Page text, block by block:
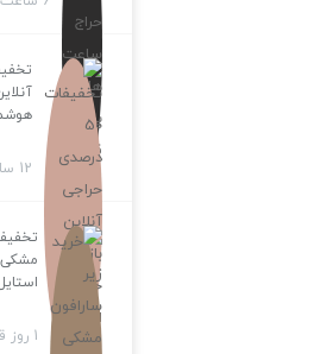
12 ساعت قبل
1 روز قبل